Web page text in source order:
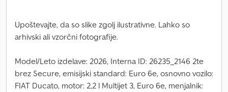
Upoštevajte, da so slike zgolj ilustrativne. Lahko so
arhivski ali vzorčni fotografije.
Model/Leto izdelave: 2026, Interna ID: 26235_2146 2te
brez Secure, emisijski standard: Euro 6e, osnovno vozilo:
FIAT Ducato, motor: 2,2 l Multijet 3, Euro 6e, menjalnik: